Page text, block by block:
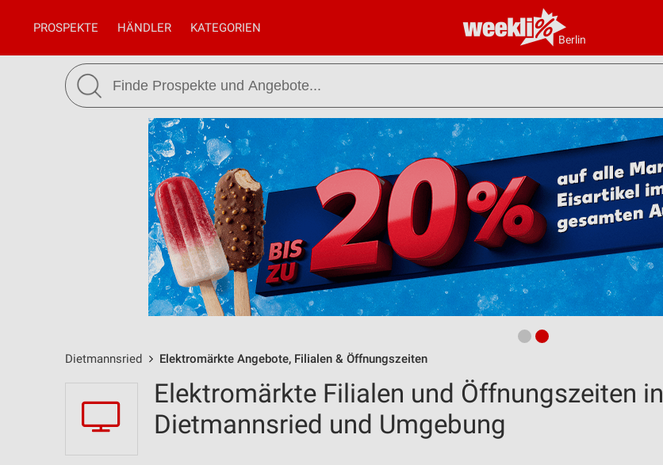
Berlin
PROSPEKTE HÄNDLER KATEGORIEN
Dietmannsried Elektromärkte Angebote, Filialen & Öffnungszeiten
Elektromärkte Filialen und Öffnungszeiten in
Dietmannsried und Umgebung